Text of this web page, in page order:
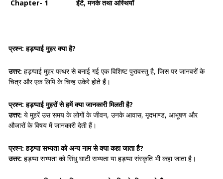
Chapter- 1 ईंटें, मनके तथा अस्थियाँ
प्रश्न: हड़प्पाई मुहर क्या है?
उत्तर: हड़प्पाई मुहर पत्थर से बनाई गई एक विशिष्ट पुरावस्तु है, जिस पर जानवरों के
चित्र और एक लिपि के चिन्ह उकेरे होते हैं।
प्रश्न: हड़प्पाई मुहरों से हमें क्या जानकारी मिलती है?
उत्तर: ये मुहरें उस समय के लोगों के जीवन, उनके आवास, मृदभाण्ड, आभूषण और
औजारों के विषय में जानकारी देती हैं।
प्रश्न: हड़प्पा सभ्यता को अन्य नाम से क्या कहा जाता है?
उत्तर: हड़प्पा सभ्यता को सिंधु घाटी सभ्यता या हड़प्पा संस्कृति भी कहा जाता है।